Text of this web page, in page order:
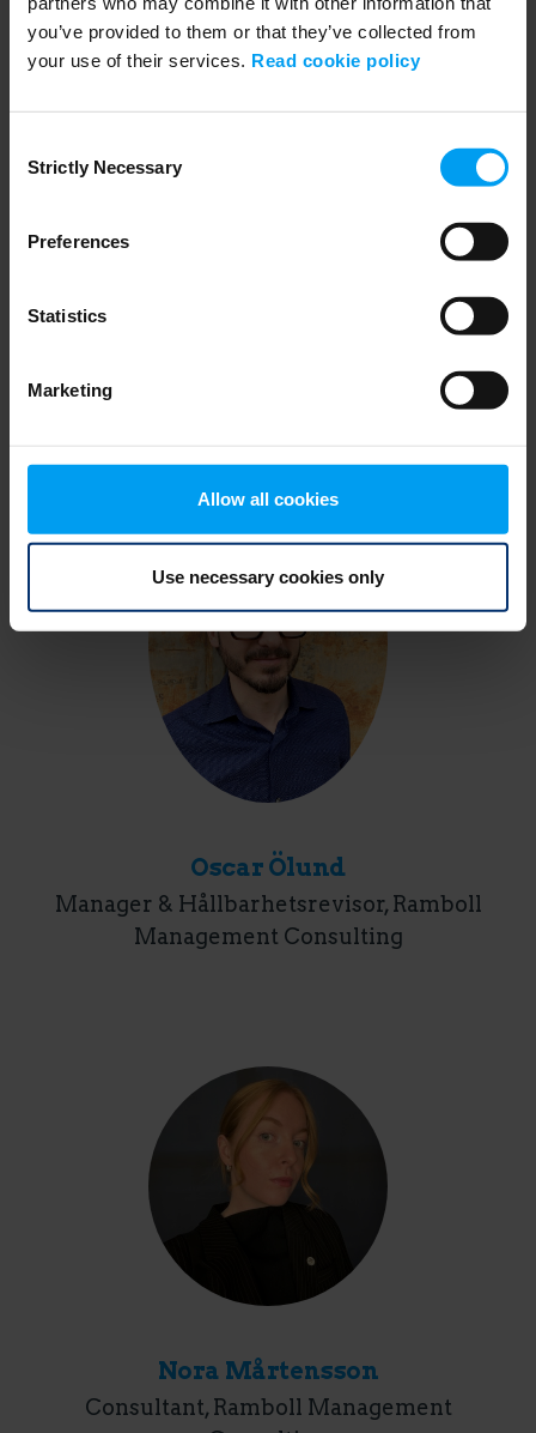
you’ve provided to them or that they’ve collected from
your use of their services. Read cookie policy
Selection
Strictly Necessary
Preferences
Statistics
Marketing
Allow all cookies
Use necessary cookies only
Dela
Webbinarieledare
Oscar Ölund
Manager & Hållbarhetsrevisor, Ramboll
Management Consulting
Nora Mårtensson
Consultant, Ramboll Management